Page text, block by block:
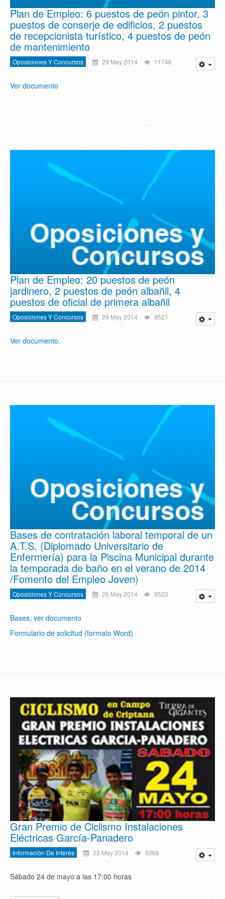
Plan de Empleo: 6 puestos de peón pintor, 3
puestos de conserje de edificios, 2 puestos
de recepcionista turístico, 4 puestos de peón
de mantenimiento
Oposiciones Y Concursos 29 May 2014 11746
Ver documento
Plan de Empleo: 20 puestos de peón
jardinero, 2 puestos de peón albañil, 4
puestos de oficial de primera albañil
Oposiciones Y Concursos 29 May 2014 8521
Ver documento.
Bases de contratación laboral temporal de un
A.T.S. (Diplomado Universitario de
Enfermería) para la Piscina Municipal durante
la temporada de baño en el verano de 2014
/Fomento del Empleo Joven)
Oposiciones Y Concursos 26 May 2014 8520
Bases, ver documento
Formulario de solicitud (formato Word)
Gran Premio de Ciclismo Instalaciones
Eléctricas García-Panadero
Información De Interés 22 May 2014 5068
Sábado 24 de mayo a las 17:00 horas